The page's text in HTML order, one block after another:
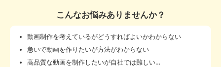
こんなお悩みありませんか？
動画制作を考えているがどうすればよいかわからない
急いで動画を作りたいが方法がわからない
高品質な動画を制作したいが自社では難しい…